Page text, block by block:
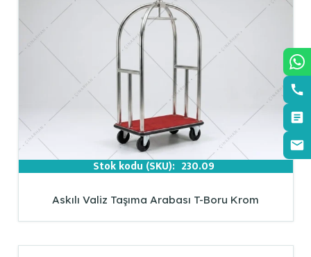
Stok kodu (SKU): 230.09
Askılı Valiz Taşıma Arabası T-Boru Krom